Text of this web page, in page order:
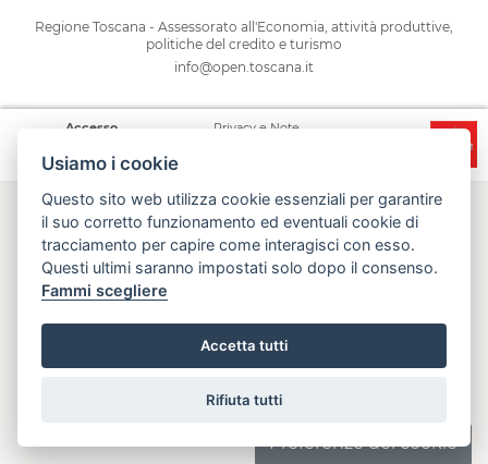
Regione Toscana - Assessorato all'Economia, attività produttive,
politiche del credito e turismo
info@open.toscana.it
Accesso
Privacy e Note
Usiamo i cookie
Questo sito web utilizza cookie essenziali per garantire
il suo corretto funzionamento ed eventuali cookie di
tracciamento per capire come interagisci con esso.
Questi ultimi saranno impostati solo dopo il consenso.
Fammi scegliere
Accetta tutti
Rifiuta tutti